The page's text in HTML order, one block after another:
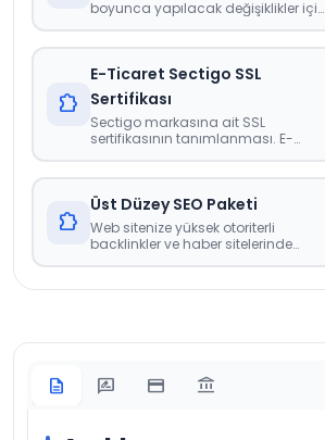
boyunca yapılacak değişiklikler için
güncellemeleri gibi web sitenizdeki
genel güncellemeler noktasında
destek paketidir.
extension
E-Ticaret Sectigo SSL
Sertifikası
Sectigo markasına ait SSL
sertifikasının tanımlanması. E-
extension
Üst Düzey SEO Paketi
Web sitenize yüksek otoriterli
backlinkler ve haber sitelerinde
description rate_review credit_card account_balance